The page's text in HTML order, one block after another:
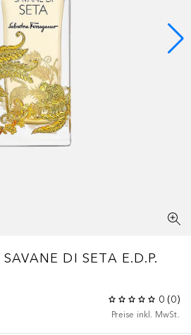
SAVANE DI SETA E.D.P.
0 (0)
Preise inkl. MwSt.